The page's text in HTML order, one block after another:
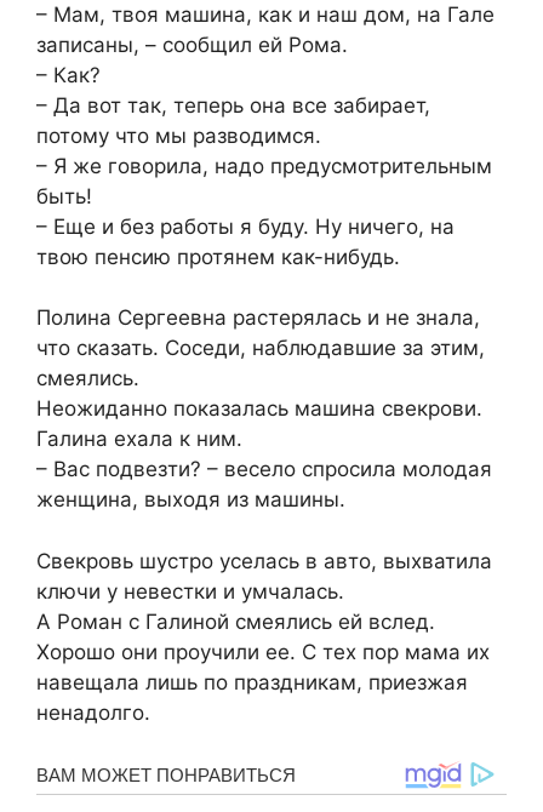
– Мам, твоя машина, как и наш дом, на Гале
записаны, – сообщил ей Рома.
– Как?
– Да вот так, теперь она все забирает,
потому что мы разводимся.
– Я же говорила, надо предусмотрительным
быть!
– Еще и без работы я буду. Ну ничего, на
твою пенсию протянем как-нибудь.
Полина Сергеевна растерялась и не знала,
что сказать. Соседи, наблюдавшие за этим,
смеялись.
Неожиданно показалась машина свекрови.
Галина ехала к ним.
– Вас подвезти? – весело спросила молодая
женщина, выходя из машины.
Свекровь шустро уселась в авто, выхватила
ключи у невестки и умчалась.
А Роман с Галиной смеялись ей вслед.
Хорошо они проучили ее. С тех пор мама их
навещала лишь по праздникам, приезжая
ненадолго.